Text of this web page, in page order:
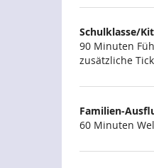
Produkte
Schulklasse/
90 Minuten
zusätzliche
Familien-
60 Minuten